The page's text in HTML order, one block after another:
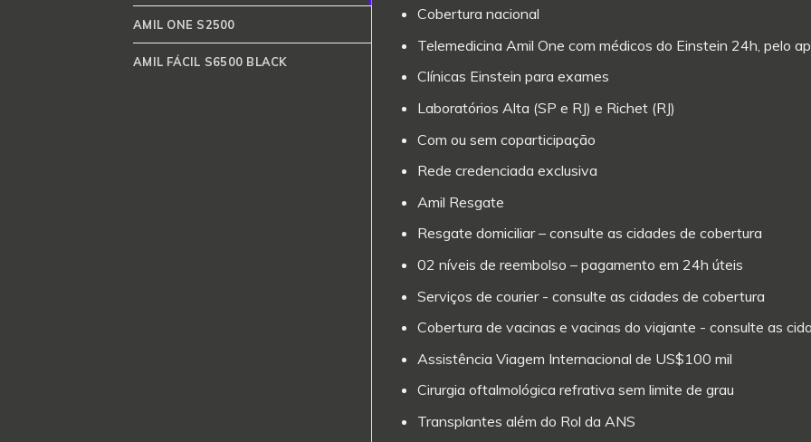
AMIL ONE S2500
AMIL FÁCIL S6500 BLACK
Cobertura nacional
Telemedicina Amil One com médicos do Einstein 24h, pelo
Clínicas Einstein para exames
Laboratórios Alta (SP e RJ) e Richet (RJ)
Com ou sem coparticipação
Rede credenciada exclusiva
Amil Resgate
Resgate domiciliar – consulte as cidades de cobertura
02 níveis de reembolso – pagamento em 24h úteis
Serviços de courier - consulte as cidades de cobertura
Cobertura de vacinas e vacinas do viajante - consulte as
Assistência Viagem Internacional de US$100 mil
Cirurgia oftalmológica refrativa sem limite de grau
Transplantes além do Rol da ANS